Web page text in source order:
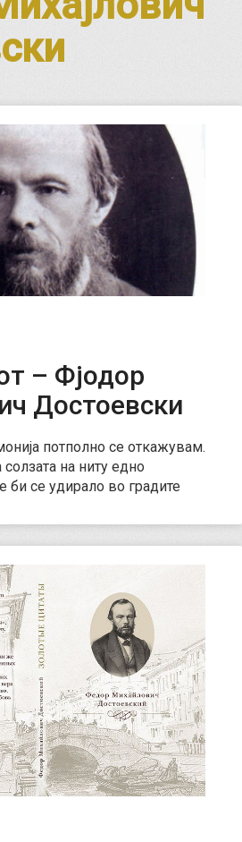
– Фјодор
Достоевски
потполно се откажувам.
на ниту едно
би се удирало во градите